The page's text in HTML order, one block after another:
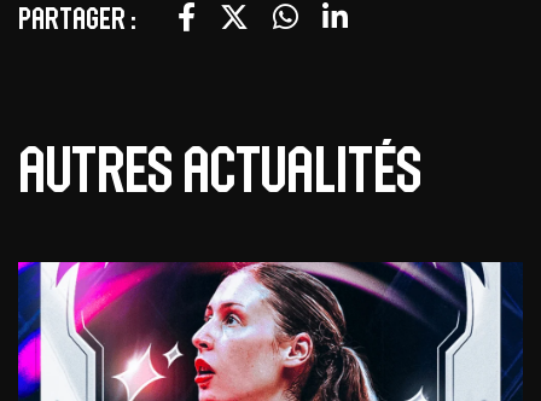
Partager :
Autres actualités